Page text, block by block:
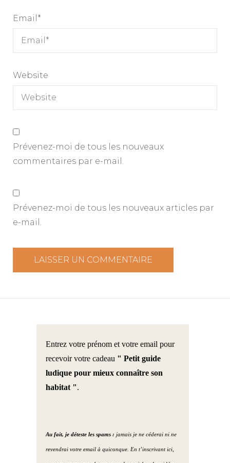
Email *
Website
Prévenez-moi de tous les nouveaux
commentaires par e-mail.
Prévenez-moi de tous les nouveaux articles par
e-mail.
Entrez votre prénom et votre email pour
recevoir votre cadeau " Petit guide
ludique pour mieux connaître son
habitat ".
Au fait, je déteste les spams : jamais je ne céderai ni ne
revendrai votre email à quiconque. En t’inscrivant ici,